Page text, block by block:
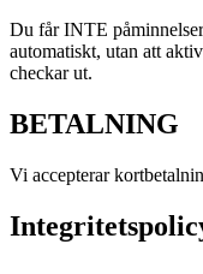
Du får INTE
automatiskt, utan att
checkar ut.
BETALNING
Vi accepterar